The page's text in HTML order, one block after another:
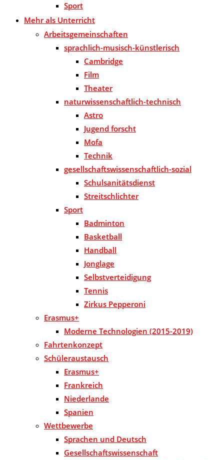
Sport
Mehr als Unterricht
Arbeitsgemeinschaften
sprachlich-musisch-künstlerisch
Cambridge
Film
Theater
naturwissenschaftlich-technisch
Astro
Jugend forscht
Mofa
Technik
gesellschaftswissenschaftlich-sozial
Schulsanitätsdienst
Streitschlichter
Sport
Badminton
Basketball
Handball
Jonglage
Selbstverteidigung
Tennis
Zirkus Pepperoni
Erasmus+
Moderne Technologien (2015-2019)
Fahrtenkonzept
Schüleraustausch
Erasmus+
Frankreich
Niederlande
Spanien
Wettbewerbe
Sprachen und Deutsch
Gesellschaftswissenschaft